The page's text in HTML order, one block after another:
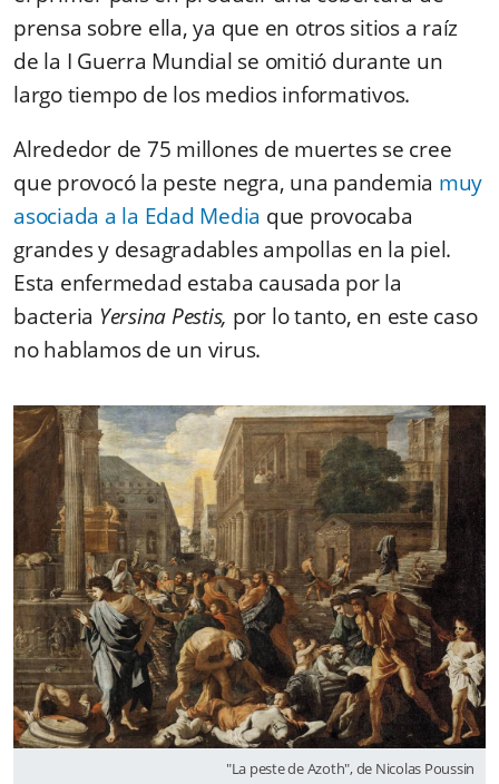
prensa sobre ella, ya que en otros sitios a raíz
de la I Guerra Mundial se omitió durante un
largo tiempo de los medios informativos.
Alrededor de 75 millones de muertes se cree
que provocó la peste negra, una pandemia muy
asociada a la Edad Media que provocaba
grandes y desagradables ampollas en la piel.
Esta enfermedad estaba causada por la
bacteria Yersina Pestis, por lo tanto, en este caso
no hablamos de un virus.
"La peste de Azoth", de Nicolas Poussin